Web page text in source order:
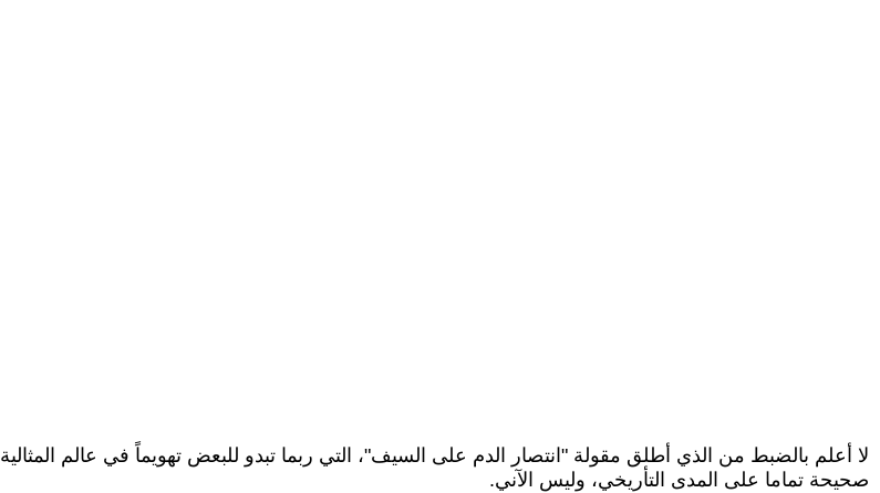
لا أعلم بالضبط من الذي أطلق مقولة "انتصار الدم على السيف"، التي ربما تبدو للبعض تهويماً في عالم
صحيحة تماما على المدى التأريخي، وليس الآني.